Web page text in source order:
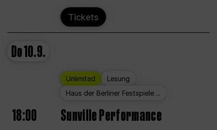
Tickets
Do10.9.
Unlimited
Lesung
Haus der Berliner Festspiele ...
18:00 Sunville Performance